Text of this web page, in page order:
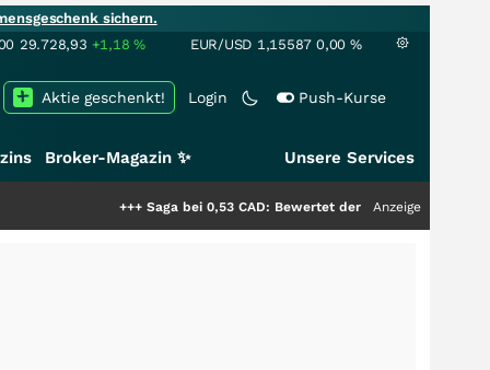
sichern.
29.728,93 +1,18% EUR/USD 1,15587 0,00 %
Login Push-Kurse
Aktie geschenkt!
Broker-Magazin ✨ Unsere Services
Saga bei 0,53 CAD: Bewertet der Markt noch immer nur
Anzeige